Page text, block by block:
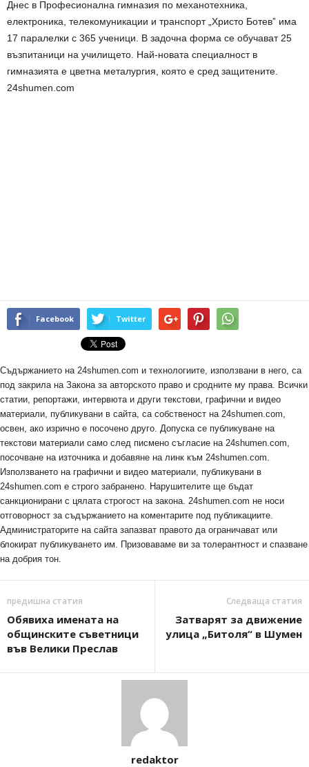
Днес в Професионална гимназия по механотехника,
електроника, телекомуникации и транспорт „Христо Ботев” има
17 паралелки с 365 ученици. В задочна форма се обучават 25
възпитаници на училището. Най-новата специалност в
гимназията е цветна металургия, която е сред защитените.
24shumen.com
Facebook Twitter
Съдържанието на 24shumen.com и технологиите, използвани в него, са
под закрила на Закона за авторското право и сродните му права. Всички
статии, репортажи, интервюта и други текстови, графични и видео
материали, публикувани в сайта, са собственост на 24shumen.com,
освен, ако изрично е посочено друго. Допуска се публикуване на
текстови материали само след писмено съгласие на 24shumen.com,
посочване на източника и добавяне на линк към 24shumen.com.
Използването на графични и видео материали, публикувани в
24shumen.com е строго забранено. Нарушителите ще бъдат
санкционирани с цялата строгост на закона. 24shumen.com не носи
отговорност за съдържанието на коментарите под публикациите.
Администраторите на сайта запазват правото да ограничават или
блокират публикуването им. Призоваваме ви за толерантност и спазване
на добрия тон.
предишна статия
Обявиха имената на
общинските съветници
във Велики Преслав
Следваща статия
Затварят за движение
улица „Битоля“ в Шумен
redaktor